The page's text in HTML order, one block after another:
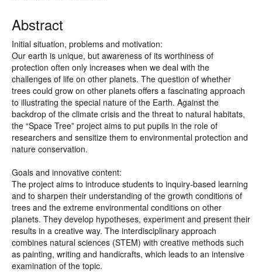
Abstract
Initial situation, problems and motivation:
Our earth is unique, but awareness of its worthiness of
protection often only increases when we deal with the
challenges of life on other planets. The question of whether
trees could grow on other planets offers a fascinating approach
to illustrating the special nature of the Earth. Against the
backdrop of the climate crisis and the threat to natural habitats,
the “Space Tree” project aims to put pupils in the role of
researchers and sensitize them to environmental protection and
nature conservation.
Goals and innovative content:
The project aims to introduce students to inquiry-based learning
and to sharpen their understanding of the growth conditions of
trees and the extreme environmental conditions on other
planets. They develop hypotheses, experiment and present their
results in a creative way. The interdisciplinary approach
combines natural sciences (STEM) with creative methods such
as painting, writing and handicrafts, which leads to an intensive
examination of the topic.